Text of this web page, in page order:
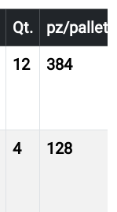
Qt.
pz/pallet.
12 384
4 128